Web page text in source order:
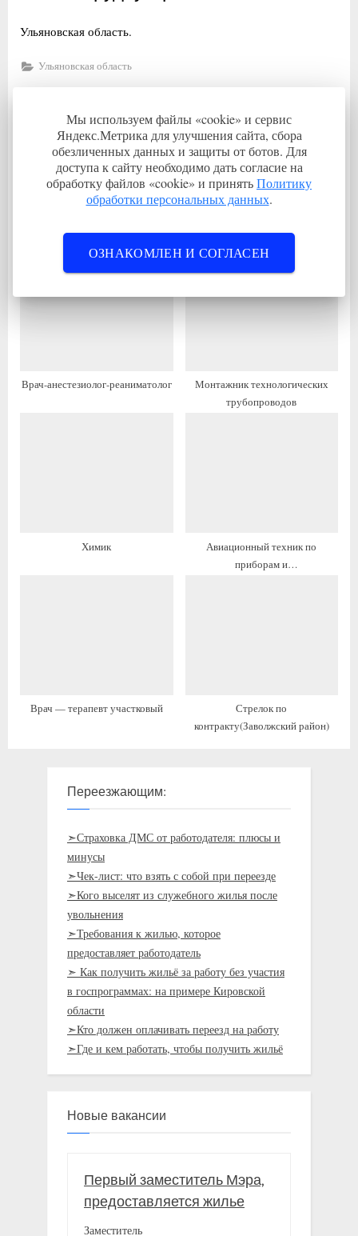
Ульяновская область.
Ульяновская область
записям
с
амбулатории с. Хватовка
С
л
е
д
ю
щ
Инженер по автоматизации и механизации
производственных процессов
Связанные записи
Врач-анестезиолог-реаниматолог
Монтажник технологических
трубопроводов
Химик
Авиационный техник по
приборам и
Врач — терапевт участковый
Стрелок по
контракту(Заволжский район)
Переезжающим:
➣Страховка ДМС от работодателя: плюсы и
минусы
➣Чек-лист: что взять с собой при переезде
➣Кого выселят из служебного жилья после
увольнения
➣Требования к жилью, которое
предоставляет работодатель
➣ Как получить жильё за работу без участия
в госпрограммах: на примере Кировской
области
➣Кто должен оплачивать переезд на работу
➣Где и кем работать, чтобы получить жильё
Новые вакансии
Первый заместитель Мэра,
предоставляется жилье
Заместитель
Мы используем файлы «cookie» и сервис
Яндекс.Метрика для улучшения сайта, сбора
обезличенных данных и защиты от ботов. Для
доступа к сайту необходимо дать согласие на
обработку файлов «cookie» и принятьПолитику
обработки персональных данных.
ОЗНАКОМЛЕН И СОГЛАСЕН